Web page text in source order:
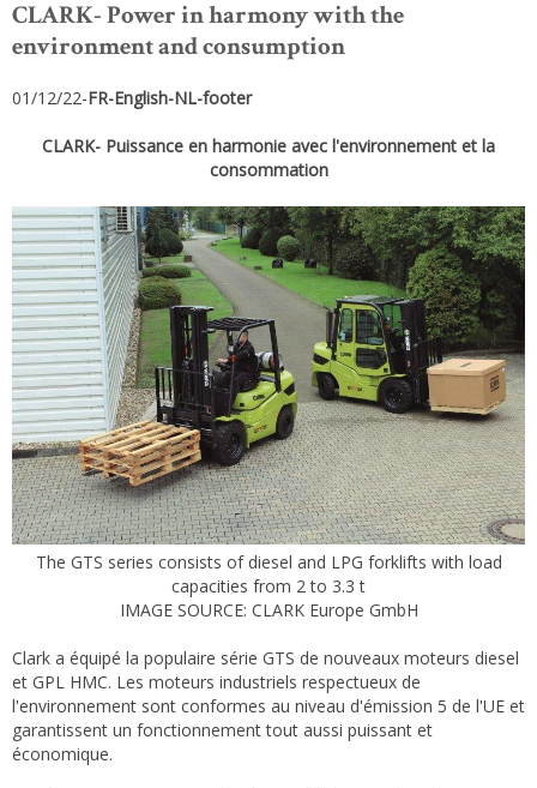
CLARK- Power in harmony with the
environment and consumption
01/12/22-FR-English-NL-footer
CLARK- Puissance en harmonie avec l'environnement et la
consommation
The GTS series consists of diesel and LPG forklifts with load
capacities from 2 to 3.3 t
IMAGE SOURCE: CLARK Europe GmbH
Clark a équipé la populaire série GTS de nouveaux moteurs diesel
et GPL HMC. Les moteurs industriels respectueux de
l'environnement sont conformes au niveau d'émission 5 de l'UE et
garantissent un fonctionnement tout aussi puissant et
économique.